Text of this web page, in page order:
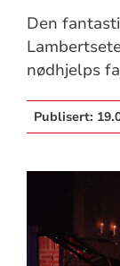
Den
nødhjelps
Publisert: